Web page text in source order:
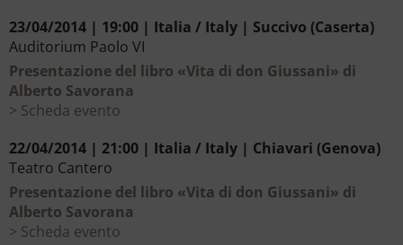
23/04/2014 | 19:00 | Italia / Italy | Succivo (Caserta)
Auditorium Paolo VI
Presentazione del libro «Vita di don Giussani» di
Alberto Savorana
Scheda evento
22/04/2014 | 21:00 | Italia / Italy | Chiavari (Genova)
Teatro Cantero
Presentazione del libro «Vita di don Giussani» di
Alberto Savorana
Scheda evento